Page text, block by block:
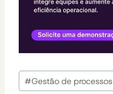
Tags
do
#Gestão de processos